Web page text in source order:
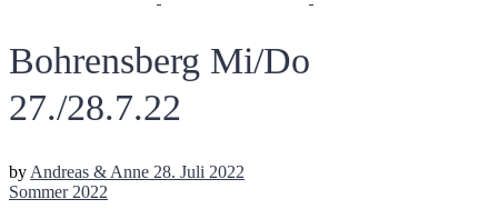
Bohrensberg Mi/Do
27./28.7.22
byAndreas & Anne 28. Juli 2022
Sommer 2022